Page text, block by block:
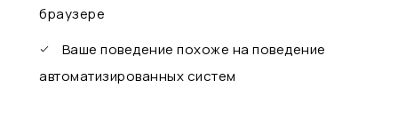
браузере
Ваше поведение похоже на поведение
автоматизированных систем